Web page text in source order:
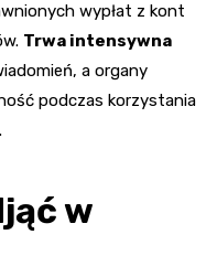
wypłat z kont
Trwa intensywna
a organy
podczas korzystania
w